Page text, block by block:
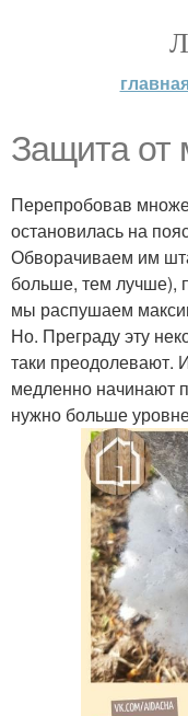
Защита от
Перепробовав
остановилась на
Обворачиваем им
больше, тем лучше),
мы распушаем
Но. Преграду эту
таки преодолевают.
медленно начинают
нужно больше